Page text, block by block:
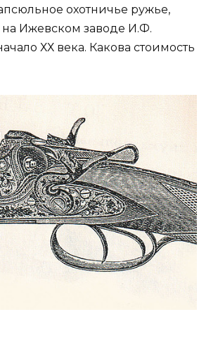
охотничье ружье,
на Ижевском заводе И.Ф.
ХХ века. Какова стоимость